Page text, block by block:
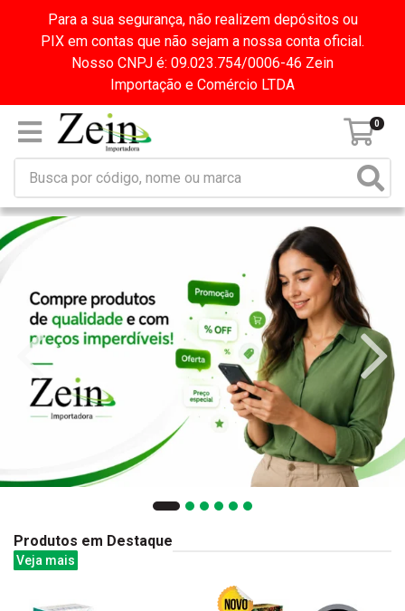
Para a sua segurança, não realizem depósitos ou
PIX em contas que não sejam a nossa conta oficial.
Nosso CNPJ é: 09.023.754/0006-46 Zein
Importação e Comércio LTDA
0
Produtos em Destaque
Veja mais